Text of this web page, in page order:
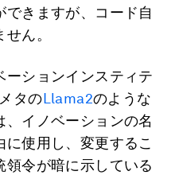
できますが、コード自
ん。
ーションインスティテ
タのLlama2のような
イノベーションの名
使用し、変更するこ
領令が暗に示している